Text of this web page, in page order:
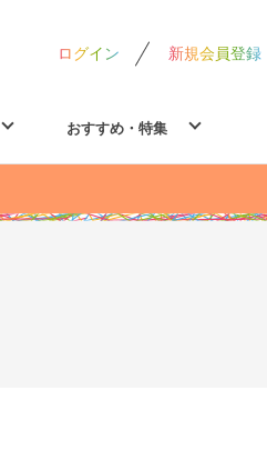
ログイン 新規会員登録
おすすめ・特集